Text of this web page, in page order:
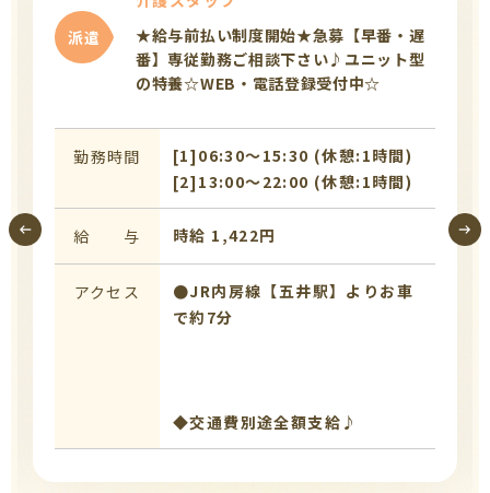
派遣
★給与前払い制度開始★急募【早番・遅
番】専従勤務ご相談下さい♪ユニット型
の特養☆WEB・電話登録受付中☆
勤務時間
[1]06:30〜15:30 (休憩:1時間)
[2]13:00〜22:00 (休憩:1時間)
給 与 時給 1,422円
アクセス
●JR内房線【五井駅】よりお車
で約7分
◆交通費別途全額支給♪